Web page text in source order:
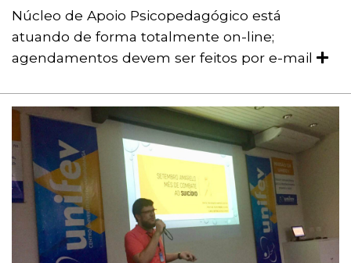
Núcleo de Apoio Psicopedagógico está
atuando de forma totalmente on-line;
agendamentos devem ser feitos por e-mail